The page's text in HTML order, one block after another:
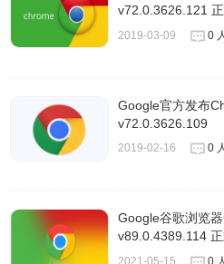
v72.0.3626.121
2019-03-09 0
Google官方发布
v72.0.3626.109
2019-02-16 0
Google谷歌浏览
v89.0.4389.114
2021-05-15 0